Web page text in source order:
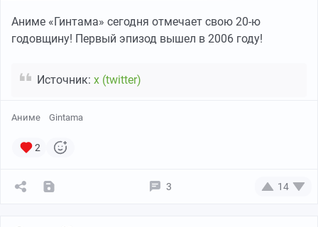
Аниме «Гинтама» сегодня отмечает свою 20-ю
годовщину! Первый эпизод вышел в 2006 году!
Источник: x (twitter)
Аниме Gintama
2
3 14